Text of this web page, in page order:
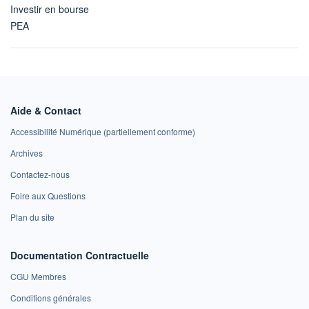
Investir en bourse
PEA
Aide & Contact
Accessibilité Numérique (partiellement conforme)
Archives
Contactez-nous
Foire aux Questions
Plan du site
Documentation Contractuelle
CGU Membres
Conditions générales